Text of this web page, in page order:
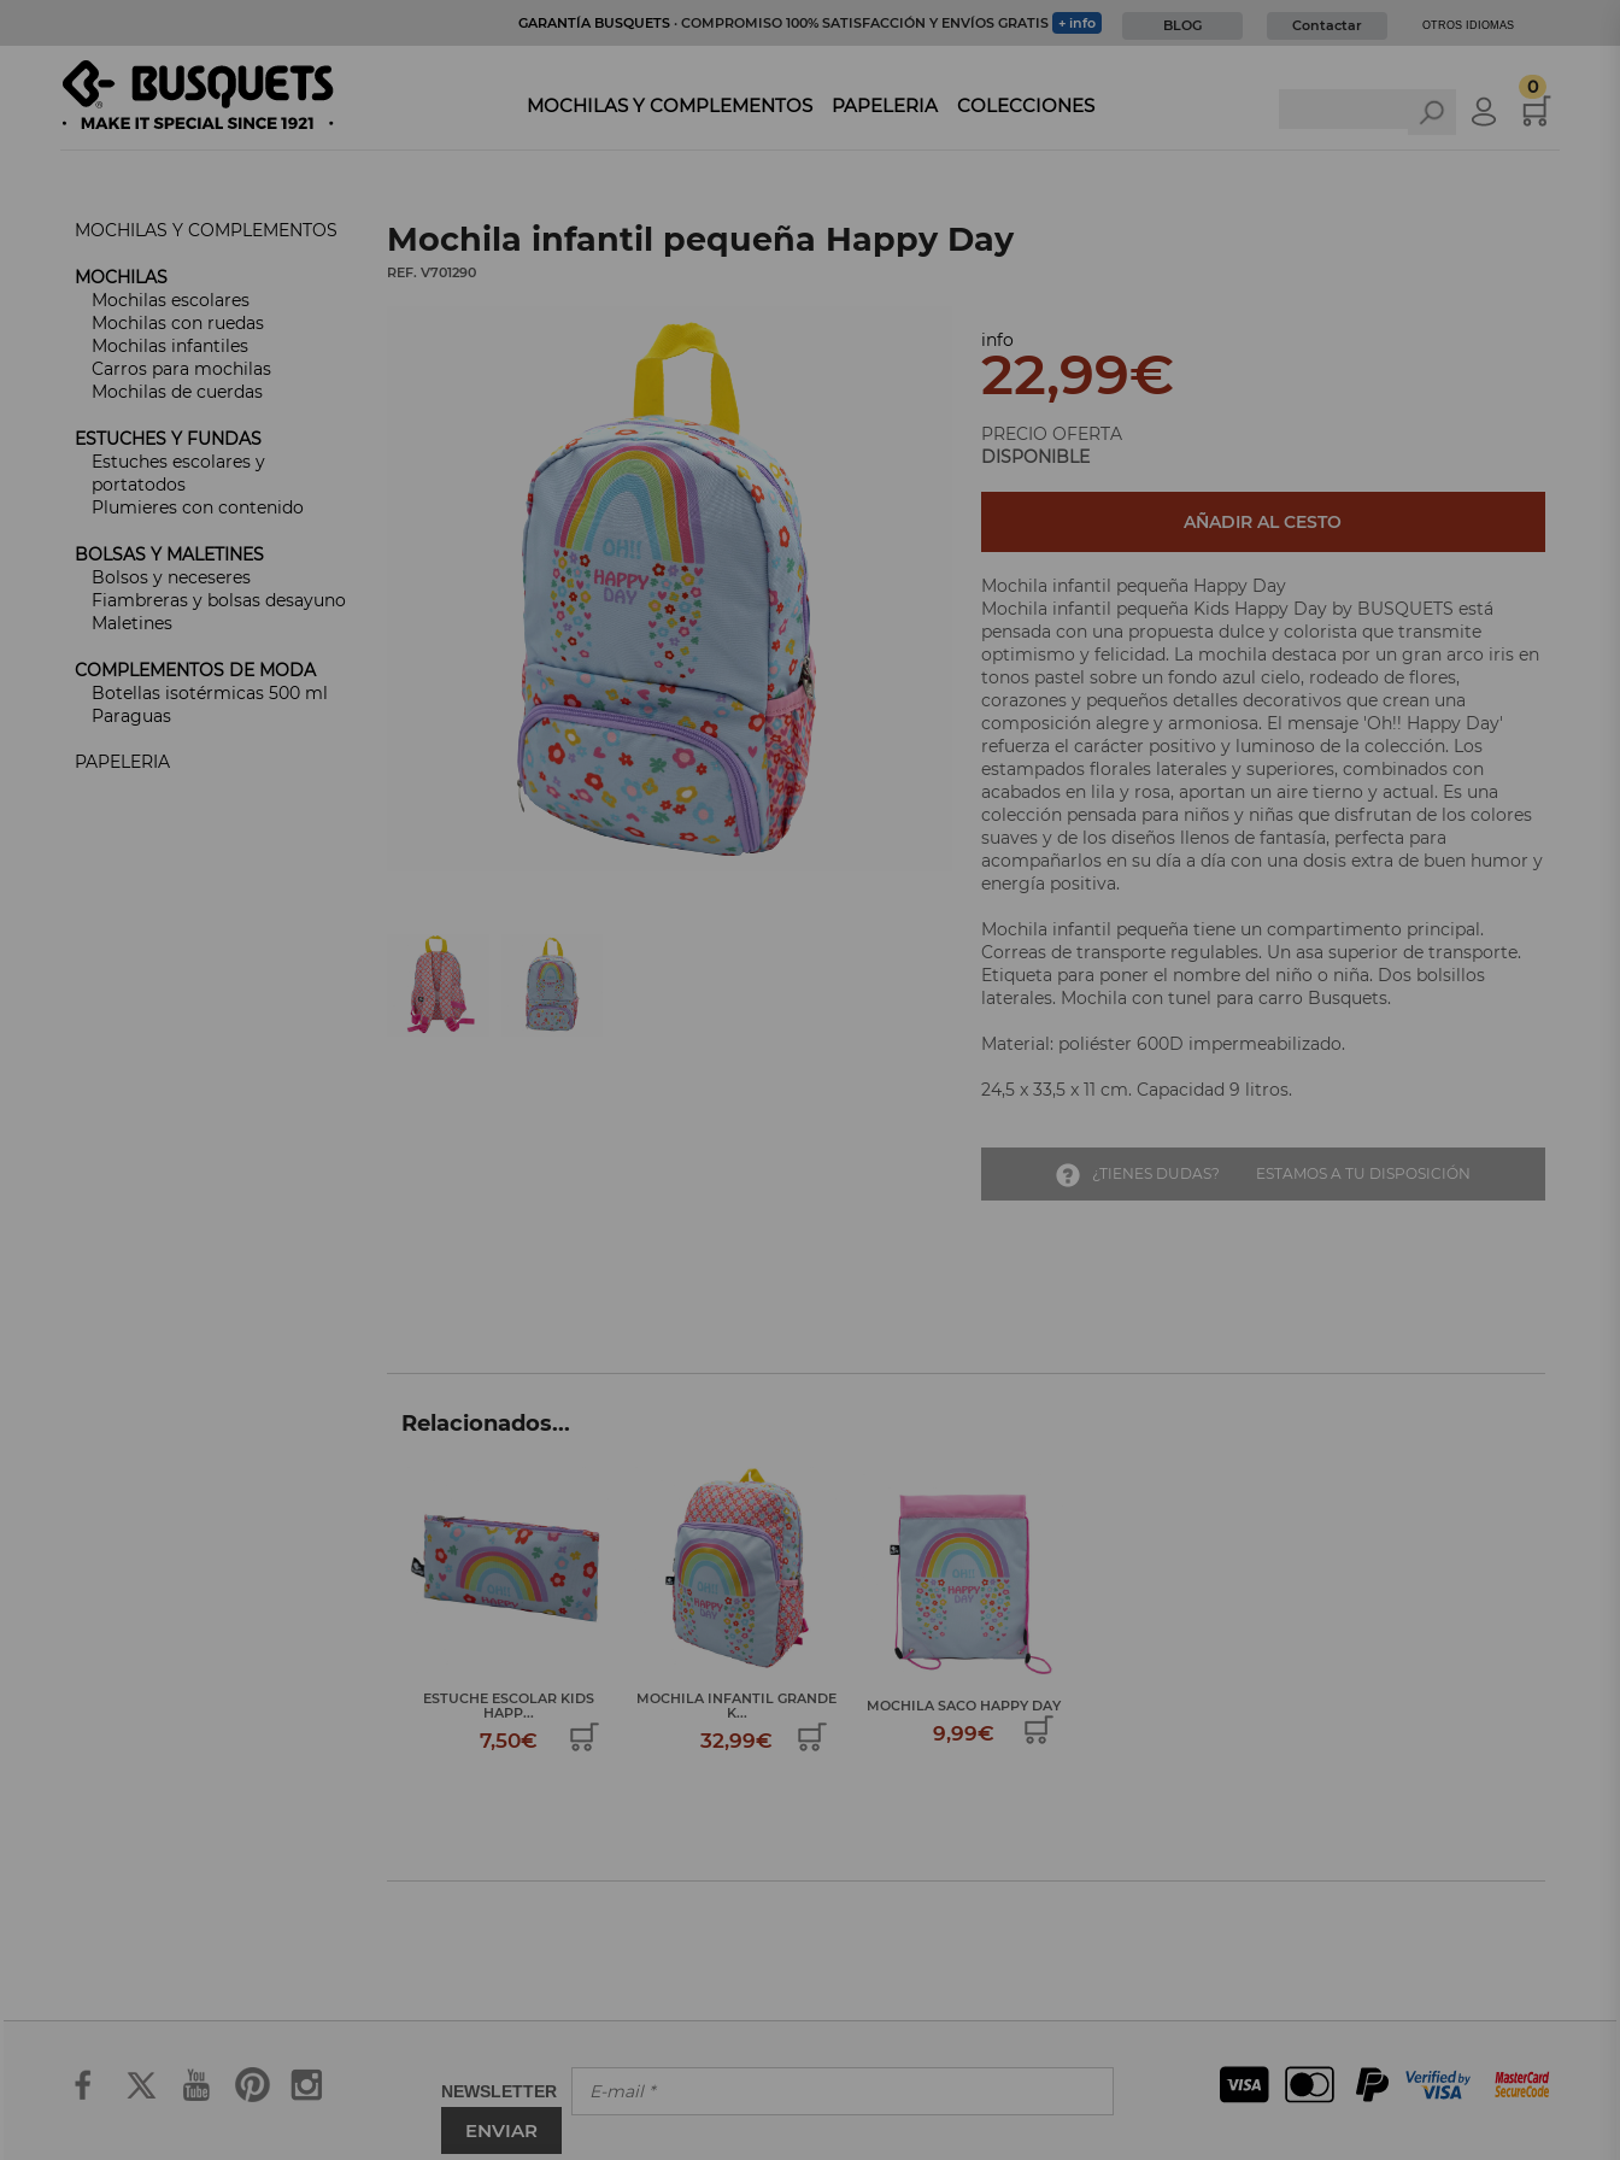
GARANTÍA BUSQUETS · COMPROMISO 100% SATISFACCIÓN Y ENVÍOS GRATIS + info BLOG Contactar OTROS IDIOMAS
MOCHILAS Y COMPLEMENTOS PAPELERIA COLECCIONES
0
MOCHILAS Y COMPLEMENTOS
MOCHILAS
Mochilas escolares
Mochilas con ruedas
Mochilas infantiles
Carros para mochilas
Mochilas de cuerdas
ESTUCHES Y FUNDAS
Estuches escolares y
portatodos
Plumieres con contenido
BOLSAS Y MALETINES
Bolsos y neceseres
Fiambreras y bolsas desayuno
Maletines
COMPLEMENTOS DE MODA
Botellas isotérmicas 500 ml
Paraguas
PAPELERIA
Mochila infantil pequeña Happy Day
REF. V701290
info
22,99€
PRECIO OFERTA
DISPONIBLE
AÑADIR AL CESTO
Mochila infantil pequeña Happy Day
Mochila infantil pequeña Kids Happy Day by BUSQUETS está
pensada con una propuesta dulce y colorista que transmite
optimismo y felicidad. La mochila destaca por un gran arco iris en
tonos pastel sobre un fondo azul cielo, rodeado de flores,
corazones y pequeños detalles decorativos que crean una
composición alegre y armoniosa. El mensaje 'Oh!! Happy Day'
refuerza el carácter positivo y luminoso de la colección. Los
estampados florales laterales y superiores, combinados con
acabados en lila y rosa, aportan un aire tierno y actual. Es una
colección pensada para niños y niñas que disfrutan de los colores
suaves y de los diseños llenos de fantasía, perfecta para
acompañarlos en su día a día con una dosis extra de buen humor y
energía positiva.
Mochila infantil pequeña tiene un compartimento principal.
Correas de transporte regulables. Un asa superior de transporte.
Etiqueta para poner el nombre del niño o niña. Dos bolsillos
laterales. Mochila con tunel para carro Busquets.
Material: poliéster 600D impermeabilizado.
24,5 x 33,5 x 11 cm. Capacidad 9 litros.
¿TIENES DUDAS? ESTAMOS A TU DISPOSICIÓN
Relacionados...
ESTUCHE ESCOLAR KIDS
HAPP...
7,50€
MOCHILA INFANTIL GRANDE
K...
32,99€
MOCHILA SACO HAPPY DAY
9,99€
NEWSLETTER
ENVIAR